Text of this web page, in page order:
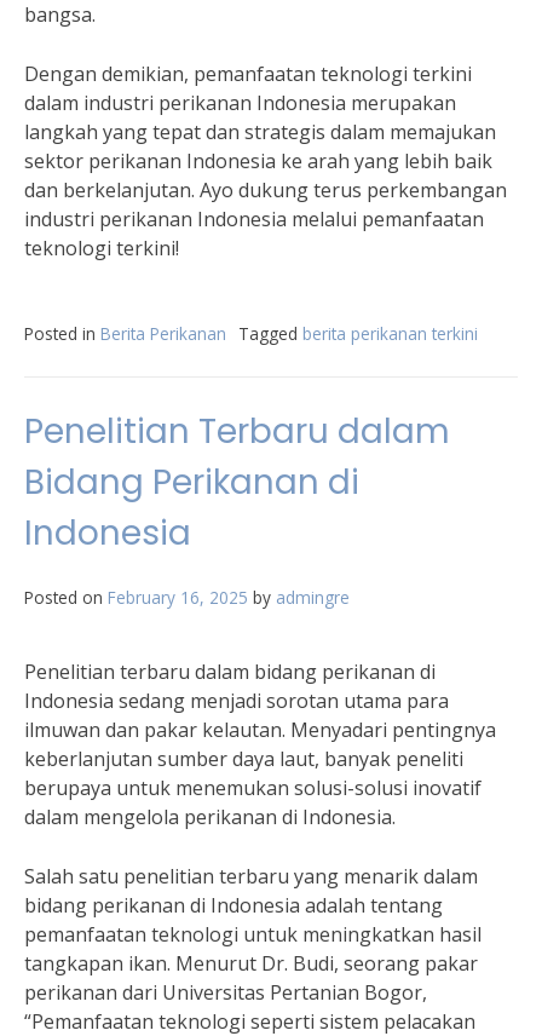
bangsa.
Dengan demikian, pemanfaatan teknologi terkini
dalam industri perikanan Indonesia merupakan
langkah yang tepat dan strategis dalam memajukan
sektor perikanan Indonesia ke arah yang lebih baik
dan berkelanjutan. Ayo dukung terus perkembangan
industri perikanan Indonesia melalui pemanfaatan
teknologi terkini!
Posted in Berita Perikanan Tagged berita perikanan terkini
Penelitian Terbaru dalam
Bidang Perikanan di
Indonesia
Posted on February 16, 2025 by admingre
Penelitian terbaru dalam bidang perikanan di
Indonesia sedang menjadi sorotan utama para
ilmuwan dan pakar kelautan. Menyadari pentingnya
keberlanjutan sumber daya laut, banyak peneliti
berupaya untuk menemukan solusi-solusi inovatif
dalam mengelola perikanan di Indonesia.
Salah satu penelitian terbaru yang menarik dalam
bidang perikanan di Indonesia adalah tentang
pemanfaatan teknologi untuk meningkatkan hasil
tangkapan ikan. Menurut Dr. Budi, seorang pakar
perikanan dari Universitas Pertanian Bogor,
“Pemanfaatan teknologi seperti sistem pelacakan